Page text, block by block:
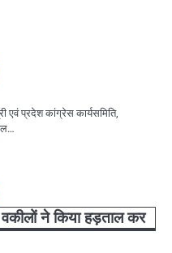
एवं प्रदेश कांग्रेस कार्यसमिति,
ने किया हड़ताल कर